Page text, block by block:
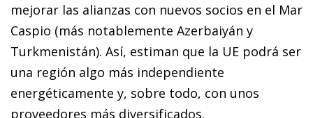
mejorar las alianzas con nuevos socios en el Mar
Caspio (más notablemente Azerbaiyán y
Turkmenistán). Así, estiman que la UE podrá ser
una región algo más independiente
energéticamente y, sobre todo, con unos
proveedores más diversificados.